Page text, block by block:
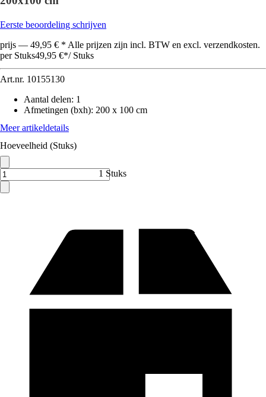
Eerste beoordeling schrijven
prijs — 49,95 € * Alle prijzen zijn incl. BTW en excl. verzendkosten.
per Stuks49,95 €*/ Stuks
Art.nr. 10155130
Aantal delen: 1
Afmetingen (bxh): 200 x 100 cm
Meer artikeldetails
Hoeveelheid (Stuks)
1 Stuks